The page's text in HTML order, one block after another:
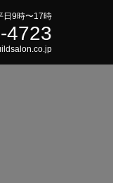
日9時〜17時
4723